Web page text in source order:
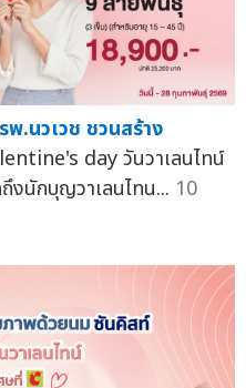
พ.นวเวช ชวนสร้าง
day วันวาเลนไทน์
งนักบุญวาเลนไทน... 10